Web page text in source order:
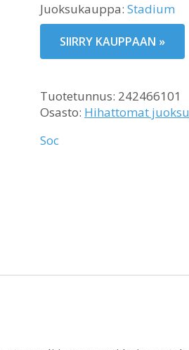
Juoksukauppa: Stadium
SIIRRY KAUPPAAN »
Tuotetunnus: 242466101
Osasto: Hihattomat
Soc